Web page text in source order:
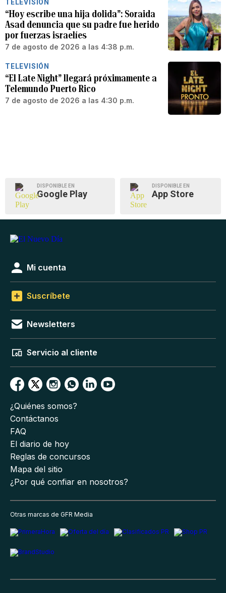
TELEVISIÓN
“Hoy escribe una hija dolida”: Soraida
Asad denuncia que su padre fue herido
por fuerzas israelíes
7 de agosto de 2026 a las 4:38 p.m.
TELEVISIÓN
“El Late Night” llegará próximamente a
Telemundo Puerto Rico
7 de agosto de 2026 a las 4:30 p.m.
DISPONIBLE EN
Google Play
DISPONIBLE EN
App Store
Mi cuenta
Suscríbete
Newsletters
Servicio al cliente
¿Quiénes somos?
Contáctanos
FAQ
El diario de hoy
Reglas de concursos
Mapa del sitio
¿Por qué confiar en nosotros?
Otras marcas de GFR Media